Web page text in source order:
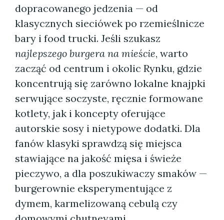
dopracowanego jedzenia — od
klasycznych sieciówek po rzemieślnicze
bary i food trucki. Jeśli szukasz
najlepszego burgera na mieście, warto
zacząć od centrum i okolic Rynku, gdzie
koncentrują się zarówno lokalne knajpki
serwujące soczyste, ręcznie formowane
kotlety, jak i koncepty oferujące
autorskie sosy i nietypowe dodatki. Dla
fanów klasyki sprawdzą się miejsca
stawiające na jakość mięsa i świeże
pieczywo, a dla poszukiwaczy smaków —
burgerownie eksperymentujące z
dymem, karmelizowaną cebulą czy